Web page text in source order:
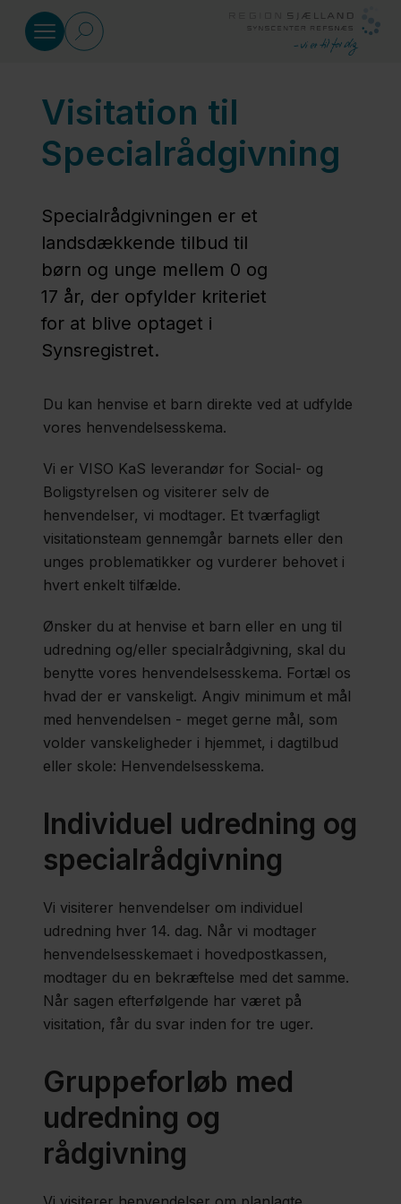
Visitation
Visitation
Visitation
til
botilbud
Specialrådgivning
Region
Sjælland
Om
Nyheder
info
Kontakt
Visitation til
Specialrådgivning
Specialrådgivningen er et
landsdækkende tilbud til
børn og unge mellem 0 og
17 år, der opfylder kriteriet
for at blive optaget i
Synsregistret.
Du kan henvise et barn direkte ved at udfylde
vores henvendelsesskema.
Vi er VISO KaS leverandør for Social- og
Boligstyrelsen og visiterer selv de
henvendelser, vi modtager. Et tværfagligt
visitationsteam gennemgår barnets eller den
unges problematikker og vurderer behovet i
hvert enkelt tilfælde.
Ønsker du at henvise et barn eller en ung til
udredning og/eller specialrådgivning, skal du
benytte vores henvendelsesskema. Fortæl os
hvad der er vanskeligt. Angiv minimum et mål
med henvendelsen - meget gerne mål, som
volder vanskeligheder i hjemmet, i dagtilbud
eller skole: Henvendelsesskema.
Individuel udredning og
specialrådgivning
Vi visiterer henvendelser om individuel
udredning hver 14. dag. Når vi modtager
henvendelsesskemaet i hovedpostkassen,
modtager du en bekræftelse med det samme.
Når sagen efterfølgende har været på
visitation, får du svar inden for tre uger.
Gruppeforløb med
udredning og
rådgivning